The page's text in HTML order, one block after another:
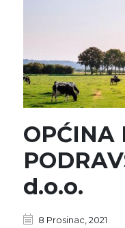
OPĆINA
d.o.o.
8 Prosinac, 2021